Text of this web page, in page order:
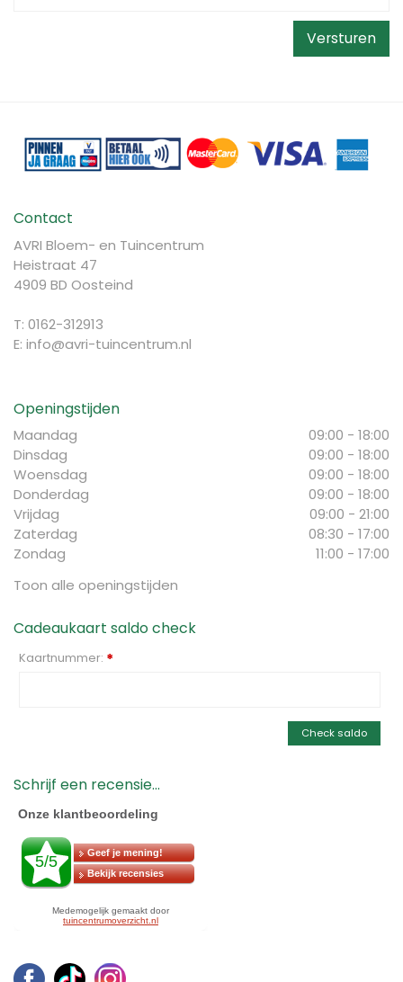
Contact
AVRI Bloem- en Tuincentrum
Heistraat 47
4909 BD Oosteind
T: 0162-312913
E: info@avri-tuincentrum.nl
Openingstijden
Maandag
09:00 - 18:00
Dinsdag
09:00 - 18:00
Woensdag
09:00 - 18:00
Donderdag
09:00 - 18:00
Vrijdag
09:00 - 21:00
Zaterdag
08:30 - 17:00
Zondag
11:00 - 17:00
Toon alle openingstijden
Cadeaukaart saldo check
Kaartnummer: *
Check saldo
Schrijf een recensie...